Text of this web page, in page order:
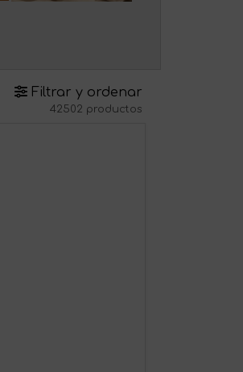
Filtrar y ordenar
42502 productos